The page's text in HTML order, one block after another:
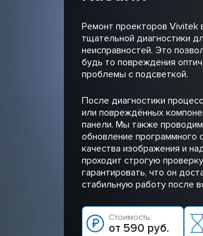
Ремонт проекторов Vivitek
тщательной диагностики
неисправностей. Это
будь то повреждения
проблемы с подсветкой.
После диагностики
или повреждённых
панели. Мы также
обновление программного
качества изображения и
проходит строгую
гарантировать, что он
стабильную работу после
Стоимость:
от 590 руб.